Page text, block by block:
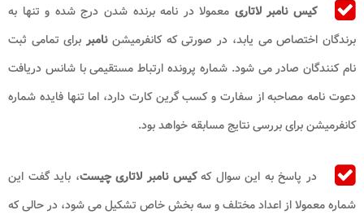
کیس نامبر لاتاری معمولا در نامه برنده شدن درج شده و تنها به
برندگان اختصاص می یابد، در صورتی که کانفرمیشننامبر برای تمامی ثبت
نام کنندگان صادر می شود. شماره پرونده ارتباط مستقیمی با شانس دریافت
دعوت نامه مصاحبه از سفارت و کسب گرین کارت دارد، اما تنها فایده شماره
کانفرمیشن برای بررسی نتایج مسابقه خواهد بود.
در پاسخ به این سوال کهکیس نامبر لاتاری چیست، باید گفت این
شماره معمولا از اعداد مختلف و سه بخش خاص تشکیل می شود، در حالی که